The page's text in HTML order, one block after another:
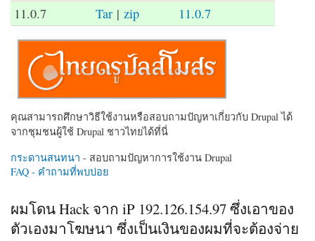
11.0.7 Tar | zip 11.0.7
คุณสามารถศึกษาวิธีใช้งานหรือสอบถามปัญหาเกี่ยวกับ Drupal ได้
จากชุมชนผู้ใช้ Drupal ชาวไทยได้ที่นี่
กระดานสนทนา - สอบถามปัญหาการใช้งาน Drupal
FAQ - คำถามที่พบบ่อย
ผมโดน Hack จาก iP 192.126.154.97 ซึ่งเอาของ
ตัวเองมาโฆษนา ซึ่งเป็นเงินของผมที่จะต้องจ่าย